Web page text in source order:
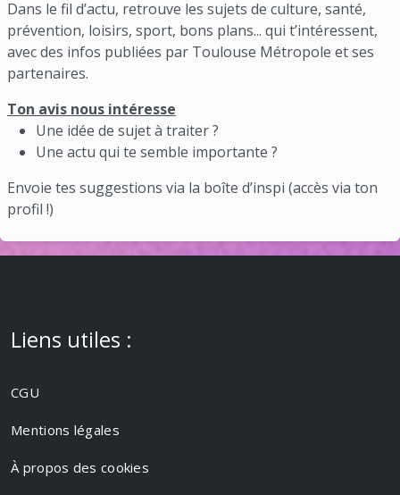
Dans le fil d’actu, retrouve les sujets de culture, santé,
prévention, loisirs, sport, bons plans... qui t’intéressent,
avec des infos publiées par Toulouse Métropole et ses
partenaires.
Ton avis nous intéresse
Une idée de sujet à traiter ?
Une actu qui te semble importante ?
Envoie tes suggestions via la boîte d’inspi (accès via ton
profil !)
Liens utiles :
CGU
Mentions légales
À propos des cookies